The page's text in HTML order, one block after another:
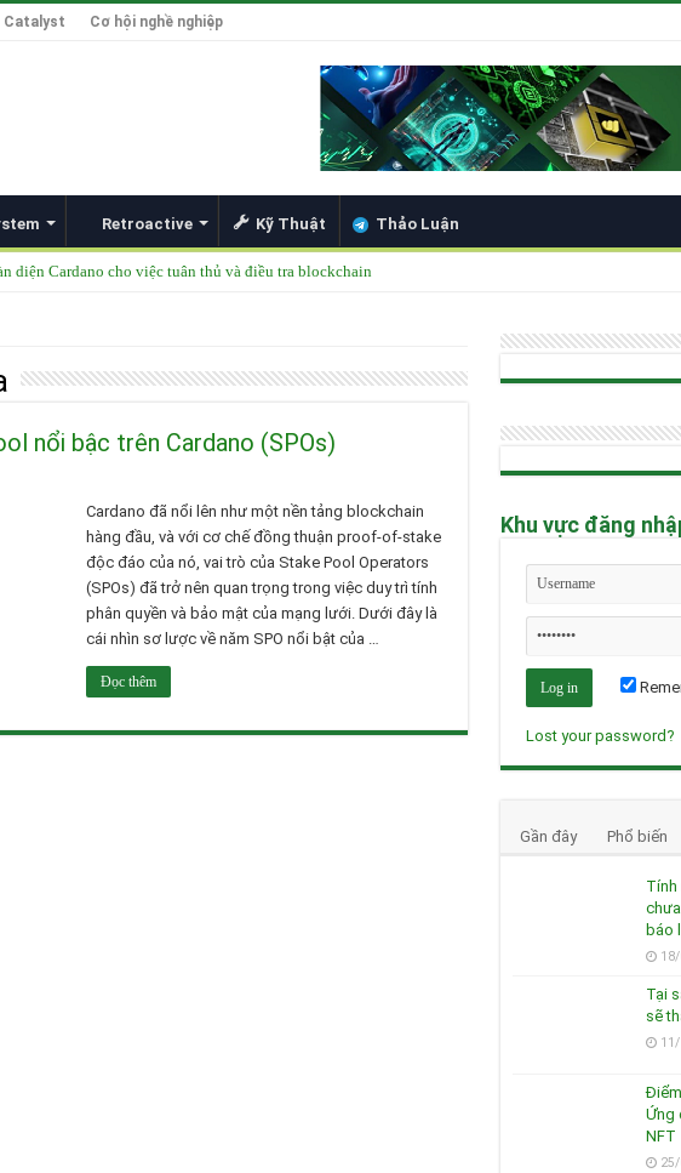
Catalyst Cơ hội nghề nghiệp
Retroactive Kỹ Thuật Thảo Luận
diện Cardano cho việc tuân thủ và điều tra blockchain
Đổi Mới Hợp Đồng Thông Minh cho Bitcoin, Mở Khóa DeFi và Tích Hợp Cardano
về Cardano và Bitcoin DeFi
nổi bậc trên Cardano (SPOs)
Cardano đã nổi lên như một nền tảng blockchain
hàng đầu, và với cơ chế đồng thuận proof-of-stake
độc đáo của nó, vai trò của Stake Pool Operators
(SPOs) đã trở nên quan trọng trong việc duy trì tính
phân quyền và bảo mật của mạng lưới. Dưới đây là
cái nhìn sơ lược về năm SPO nổi bật của …
Đọc thêm
Khu vực đăng
Lost your password?
Gần đây Phổ biến
Tính
báo
Tại
sẽ
Ứng
NFT